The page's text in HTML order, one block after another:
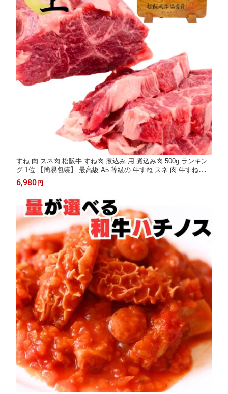
すね 肉 スネ肉 松阪牛 すね肉 煮込み 用 煮込み肉 500g ランキン
グ 1位 【簡易包装】 最高級 A5 等級の 牛すね スネ 肉 牛すね肉
牛スネ肉 ブロック 松坂牛 やまと 黒毛 和牛 牛すね ビーフシチュ
ー カレー
6,980 円